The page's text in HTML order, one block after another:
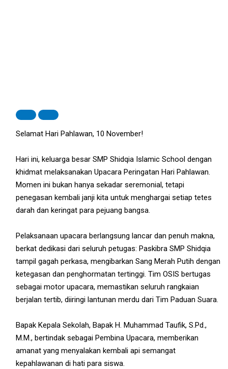
Selamat Hari Pahlawan, 10 November!
Hari ini, keluarga besar SMP Shidqia Islamic School dengan
khidmat melaksanakan Upacara Peringatan Hari Pahlawan.
Momen ini bukan hanya sekadar seremonial, tetapi
penegasan kembali janji kita untuk menghargai setiap tetes
darah dan keringat para pejuang bangsa.
Pelaksanaan upacara berlangsung lancar dan penuh makna,
berkat dedikasi dari seluruh petugas: Paskibra SMP Shidqia
tampil gagah perkasa, mengibarkan Sang Merah Putih dengan
ketegasan dan penghormatan tertinggi. Tim OSIS bertugas
sebagai motor upacara, memastikan seluruh rangkaian
berjalan tertib, diiringi lantunan merdu dari Tim Paduan Suara.
Bapak Kepala Sekolah, Bapak H. Muhammad Taufik, S.Pd.,
M.M., bertindak sebagai Pembina Upacara, memberikan
amanat yang menyalakan kembali api semangat
kepahlawanan di hati para siswa.